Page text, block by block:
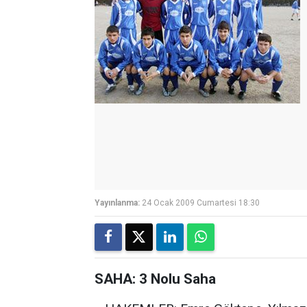
Yayınlanma: 24 Ocak 2009 Cumartesi 18:30
SAHA: 3 Nolu Saha